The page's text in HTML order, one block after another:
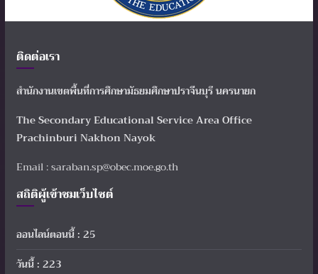
ติดต่อเรา
สำนักงานเขตพื้นที่การศึกษามัธยมศึกษาปราจีนบุรี นครนายก
The Secondary Educational Service Area Office
Prachinburi Nakhon Nayok
Email : saraban.sp@obec.moe.go.th
สถิติผู้เข้าชมเว็บไซต์
ออนไลน์ตอนนี้ : 25
วันนี้ : 223